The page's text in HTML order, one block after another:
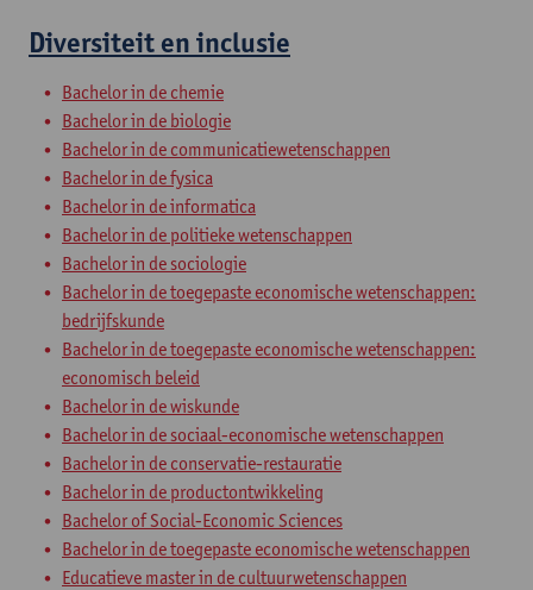
Diversiteit en inclusie
Bachelor in de chemie
Bachelor in de biologie
Bachelor in de communicatiewetenschappen
Bachelor in de fysica
Bachelor in de informatica
Bachelor in de politieke wetenschappen
Bachelor in de sociologie
Bachelor in de toegepaste economische wetenschappen:
bedrijfskunde
Bachelor in de toegepaste economische wetenschappen:
economisch beleid
Bachelor in de wiskunde
Bachelor in de sociaal-economische wetenschappen
Bachelor in de conservatie-restauratie
Bachelor in de productontwikkeling
Bachelor of Social-Economic Sciences
Bachelor in de toegepaste economische wetenschappen
Educatieve master in de cultuurwetenschappen